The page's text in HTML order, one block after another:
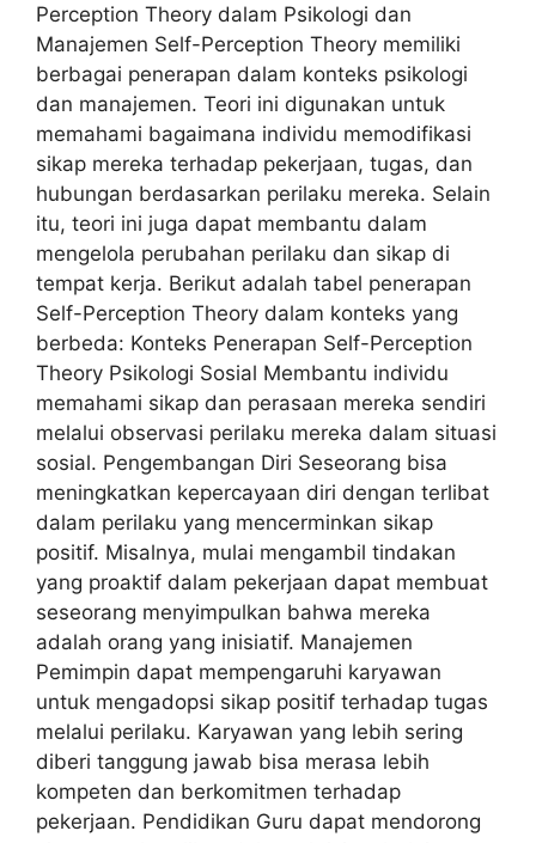
Perception Theory dalam Psikologi dan
Manajemen Self-Perception Theory memiliki
berbagai penerapan dalam konteks psikologi
dan manajemen. Teori ini digunakan untuk
memahami bagaimana individu memodifikasi
sikap mereka terhadap pekerjaan, tugas, dan
hubungan berdasarkan perilaku mereka. Selain
itu, teori ini juga dapat membantu dalam
mengelola perubahan perilaku dan sikap di
tempat kerja. Berikut adalah tabel penerapan
Self-Perception Theory dalam konteks yang
berbeda: Konteks Penerapan Self-Perception
Theory Psikologi Sosial Membantu individu
memahami sikap dan perasaan mereka sendiri
melalui observasi perilaku mereka dalam situasi
sosial. Pengembangan Diri Seseorang bisa
meningkatkan kepercayaan diri dengan terlibat
dalam perilaku yang mencerminkan sikap
positif. Misalnya, mulai mengambil tindakan
yang proaktif dalam pekerjaan dapat membuat
seseorang menyimpulkan bahwa mereka
adalah orang yang inisiatif. Manajemen
Pemimpin dapat mempengaruhi karyawan
untuk mengadopsi sikap positif terhadap tugas
melalui perilaku. Karyawan yang lebih sering
diberi tanggung jawab bisa merasa lebih
kompeten dan berkomitmen terhadap
pekerjaan. Pendidikan Guru dapat mendorong